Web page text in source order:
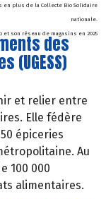
en plus de la Collecte Bio Solidaire
nationale.
et son réseau de magasins en 2025
des
(UGESS)
et relier entre
Elle fédère
épiceries
Au
100 000
alimentaires.